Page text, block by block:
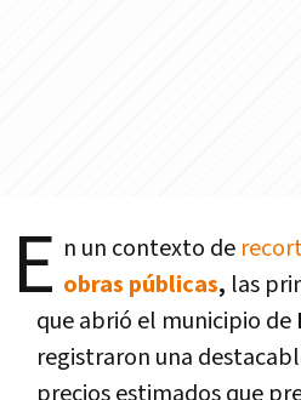
E n un contexto de
obras públicas, las
que abrió el municipio de
registraron una